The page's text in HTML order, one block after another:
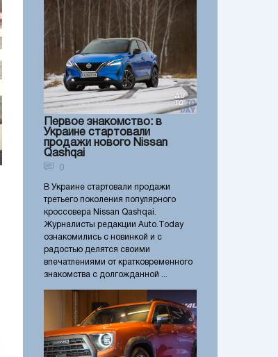
Первое знакомство: в
Украине стартовали
продажи нового Nissan
Qashqai
0
В Украине стартовали продажи
третьего поколения популярного
кроссовера Nissan Qashqai.
Журналисты редакции Auto.Today
ознакомились с новинкой и с
радостью делятся своими
впечатлениями от кратковременного
знакомства с долгожданной ...